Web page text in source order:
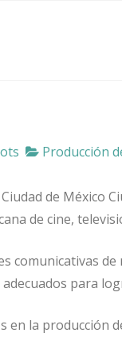
Producción
Ciudad de México
de cine,
comunicativas
para
en la producción